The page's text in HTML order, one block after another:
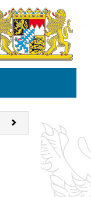
VorherigesNächstes
Dokument